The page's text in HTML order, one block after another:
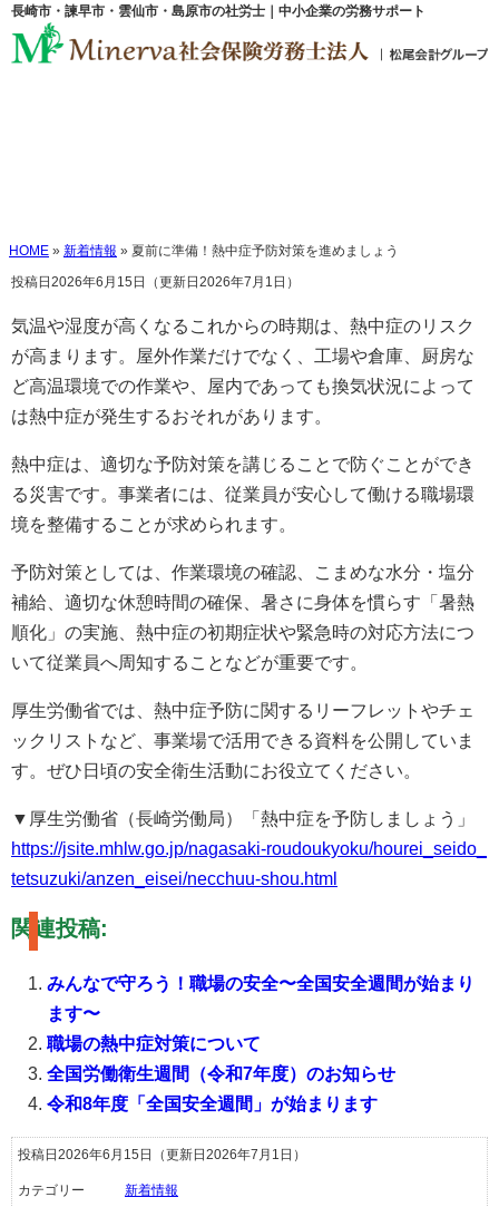
長崎市・諫早市・雲仙市・島原市の社労士｜中小企業の労務サポート
HOME » 新着情報 » 夏前に準備！熱中症予防対策を進めましょう
投稿日2026年6月15日
（更新日2026年7月1日）
気温や湿度が高くなるこれからの時期は、熱中症のリスク
が高まります。屋外作業だけでなく、工場や倉庫、厨房な
ど高温環境での作業や、屋内であっても換気状況によって
は熱中症が発生するおそれがあります。
熱中症は、適切な予防対策を講じることで防ぐことができ
る災害です。事業者には、従業員が安心して働ける職場環
境を整備することが求められます。
予防対策としては、作業環境の確認、こまめな水分・塩分
補給、適切な休憩時間の確保、暑さに身体を慣らす「暑熱
順化」の実施、熱中症の初期症状や緊急時の対応方法につ
いて従業員へ周知することなどが重要です。
厚生労働省では、熱中症予防に関するリーフレットやチェ
ックリストなど、事業場で活用できる資料を公開していま
す。ぜひ日頃の安全衛生活動にお役立てください。
▼厚生労働省（長崎労働局）「熱中症を予防しましょう」
https://jsite.mhlw.go.jp/nagasaki-roudoukyoku/hourei_seido_
tetsuzuki/anzen_eisei/necchuu-shou.html
関連投稿:
みんなで守ろう！職場の安全〜全国安全週間が始まり
ます〜
職場の熱中症対策について
全国労働衛生週間（令和7年度）のお知らせ
令和8年度「全国安全週間」が始まります
投稿日2026年6月15日 （更新日2026年7月1日）
カテゴリー 新着情報